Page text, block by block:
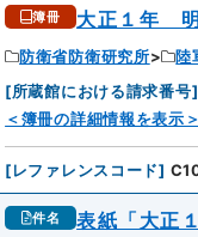
簿冊 大正１年
防衛省防衛研究所 陸
[所蔵館における請求番号]
＜簿冊の詳細情報を表示＞
[レファレンスコード]
件名 表紙「大正